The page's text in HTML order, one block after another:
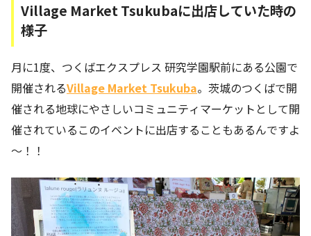
Village Market Tsukubaに出店していた時の
様子
月に1度、つくばエクスプレス 研究学園駅前にある公園で
開催されるVillage Market Tsukuba。茨城のつくばで開
催される地球にやさしいコミュニティマーケットとして開
催されているこのイベントに出店することもあるんですよ
～！！